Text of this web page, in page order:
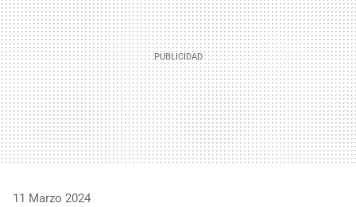
11 Marzo 2024